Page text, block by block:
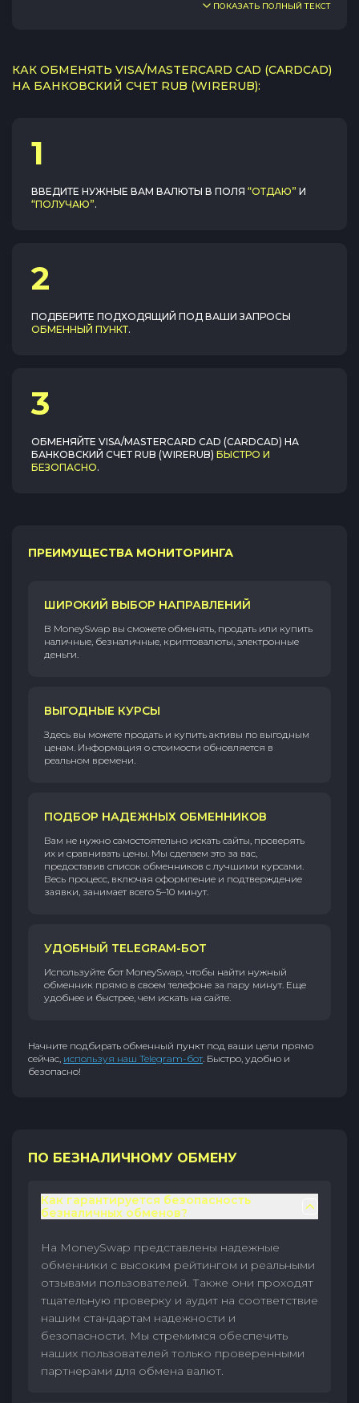
ПОКАЗАТЬ ПОЛНЫЙ ТЕКСТ
КАК ОБМЕНЯТЬ VISA/MASTERCARD CAD (CARDCAD)
НА БАНКОВСКИЙ СЧЕТ RUB (WIRERUB):
1
ВВЕДИТЕ НУЖНЫЕ ВАМ ВАЛЮТЫ В ПОЛЯ “ОТДАЮ” И
“ПОЛУЧАЮ”.
2
ПОДБЕРИТЕ ПОДХОДЯЩИЙ ПОД ВАШИ ЗАПРОСЫ
ОБМЕННЫЙ ПУНКТ.
3
ОБМЕНЯЙТЕ VISA/MASTERCARD CAD (CARDCAD) НА
БАНКОВСКИЙ СЧЕТ RUB (WIRERUB) БЫСТРО И
БЕЗОПАСНО.
ПРЕИМУЩЕСТВА МОНИТОРИНГА
ШИРОКИЙ ВЫБОР НАПРАВЛЕНИЙ
В MoneySwap вы сможете обменять, продать или купить
наличные, безналичные, криптовалюты, электронные
деньги.
ВЫГОДНЫЕ КУРСЫ
Здесь вы можете продать и купить активы по выгодным
ценам. Информация о стоимости обновляется в
реальном времени.
ПОДБОР НАДЕЖНЫХ ОБМЕННИКОВ
Вам не нужно самостоятельно искать сайты, проверять
их и сравнивать цены. Мы сделаем это за вас,
предоставив список обменников с лучшими курсами.
Весь процесс, включая оформление и подтверждение
заявки, занимает всего 5–10 минут.
УДОБНЫЙ TELEGRAM-БОТ
Используйте бот MoneySwap, чтобы найти нужный
обменник прямо в своем телефоне за пару минут. Еще
удобнее и быстрее, чем искать на сайте.
Начните подбирать обменный пункт под ваши цели прямо
сейчас, используя наш Telegram-бот. Быстро, удобно и
безопасно!
ПО БЕЗНАЛИЧНОМУ ОБМЕНУ
Как гарантируется безопасность
безналичных обменов?
На MoneySwap представлены надежные
обменники с высоким рейтингом и реальными
отзывами пользователей. Также они проходят
тщательную проверку и аудит на соответствие
нашим стандартам надежности и
безопасности. Мы стремимся обеспечить
наших пользователей только проверенными
партнерами для обмена валют.